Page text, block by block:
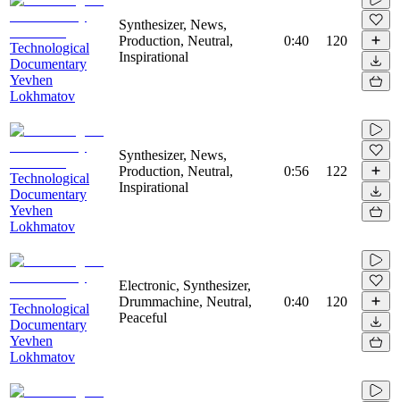
Technological
Documentary
Yevhen
Lokhmatov
Synthesizer, News,
Production, Neutral,
Inspirational
0:40 120
Technological
Documentary
Yevhen
Lokhmatov
Synthesizer, News,
Production, Neutral,
Inspirational
0:56 122
Technological
Documentary
Yevhen
Lokhmatov
Electronic, Synthesizer,
Drummachine, Neutral,
Peaceful
0:40 120